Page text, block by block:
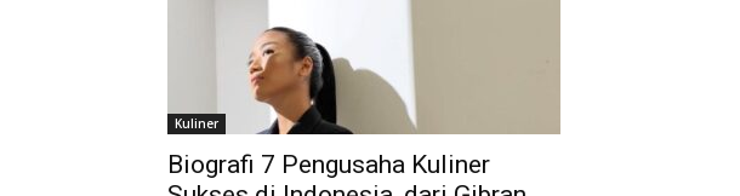
Kuliner
Biografi 7 Pengusaha Kuliner